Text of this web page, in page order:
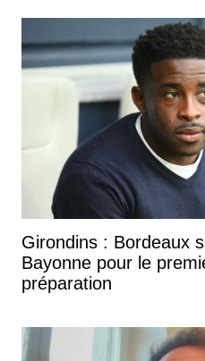
Girondins : Bordeaux
Bayonne pour le
préparation